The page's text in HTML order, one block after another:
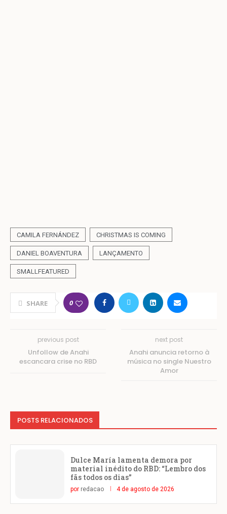
CAMILA FERNÁNDEZ CHRISTMAS IS COMING
DANIEL BOAVENTURA LANÇAMENTO
SMALLFEATURED
SHARE 0
previous post
Unfollow de Anahi
escancara crise no RBD
next post
Anahi anuncia retorno à
música no single Nuestro
Amor
POSTS RELACIONADOS
Dulce María lamenta demora por
material inédito do RBD: “Lembro dos
fãs todos os dias”
por redacao 4 de agosto de 2026